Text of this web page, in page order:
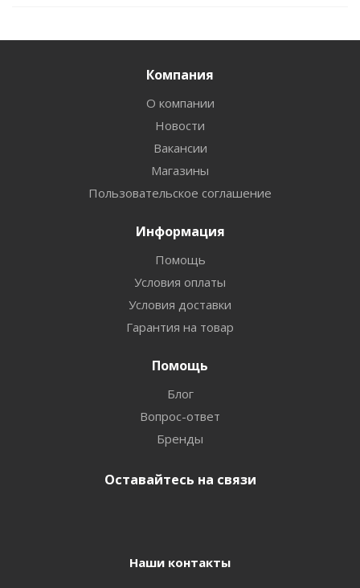
Компания
О компании
Новости
Вакансии
Магазины
Пользовательское соглашение
Информация
Помощь
Условия оплаты
Условия доставки
Гарантия на товар
Помощь
Блог
Вопрос-ответ
Бренды
Оставайтесь на связи
Наши контакты